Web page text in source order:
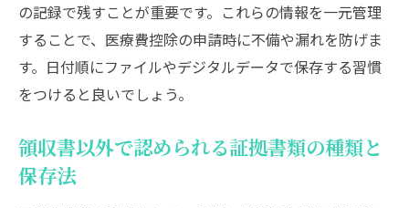
の記録で残すことが重要です。これらの情報を一元管理
することで、医療費控除の申請時に不備や漏れを防げま
す。日付順にファイルやデジタルデータで保存する習慣
をつけると良いでしょう。
領収書以外で認められる証拠書類の種類と
保存法